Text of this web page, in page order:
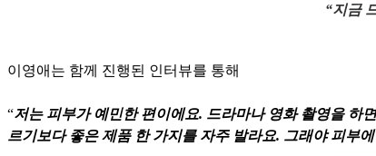
“지금
이영애는 함께 진행된 인터뷰를 통해
“저는 피부가 예민한 편이에요. 드라마나 영화 촬영을 하
르기보다 좋은 제품 한 가지를 자주 발라요. 그래야 피부